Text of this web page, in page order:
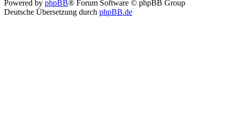
Powered by phpBB® Forum Software © phpBB Group
Deutsche Übersetzung durch phpBB.de